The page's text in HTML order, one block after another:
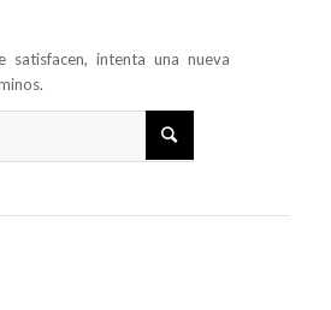
intenta una nueva